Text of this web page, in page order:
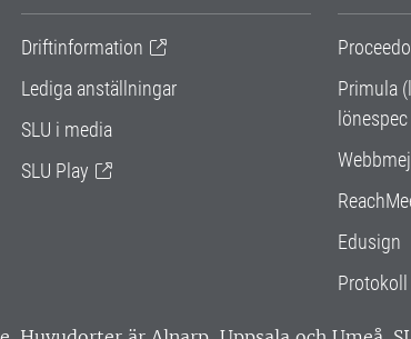
Driftinformation
Lediga anställningar
SLU i media
SLU Play
Primula
Webbmejl
Edusign